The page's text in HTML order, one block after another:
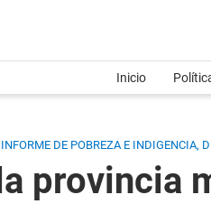
Inicio
DE POBREZA E INDIGENCIA,
provincia